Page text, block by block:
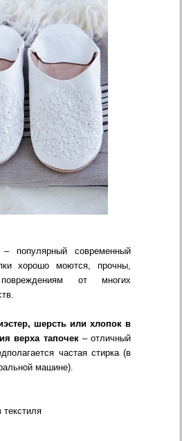
популярный современный
хорошо моются, прочны,
от многих
шерсть или хлопок в
верха тапочек– отличный
частая стирка (в
машине).